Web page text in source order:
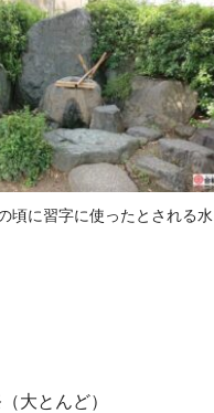
頃に習字に使ったとされる水
大とんど）